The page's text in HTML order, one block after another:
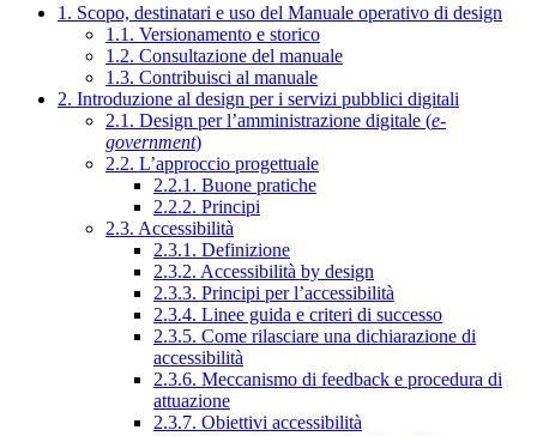
1. Scopo, destinatari e uso del Manuale operativo di design
1.1. Versionamento e storico
1.2. Consultazione del manuale
1.3. Contribuisci al manuale
2. Introduzione al design per i servizi pubblici digitali
2.1. Design per l’amministrazione digitale (e-
government)
2.2. L’approccio progettuale
2.2.1. Buone pratiche
2.2.2. Principi
2.3. Accessibilità
2.3.1. Definizione
2.3.2. Accessibilità by design
2.3.3. Principi per l’accessibilità
2.3.4. Linee guida e criteri di successo
2.3.5. Come rilasciare una dichiarazione di
accessibilità
2.3.6. Meccanismo di feedback e procedura di
attuazione
2.3.7. Obiettivi accessibilità